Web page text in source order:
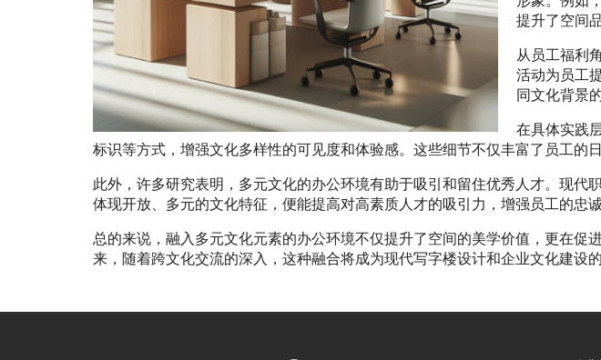
提升了空间
从员工福利
活动为员工
同文化背景
在具体实践
标识等方式，增强文化多样性的可见度和体验感。这些细节不仅丰富了员工的
此外，许多研究表明，多元文化的办公环境有助于吸引和留住优秀人才。现
体现开放、多元的文化特征，便能提高对高素质人才的吸引力，增强员工的忠诚
总的来说，融入多元文化元素的办公环境不仅提升了空间的美学价值，更在
来，随着跨文化交流的深入，这种融合将成为现代写字楼设计和企业文化建设的